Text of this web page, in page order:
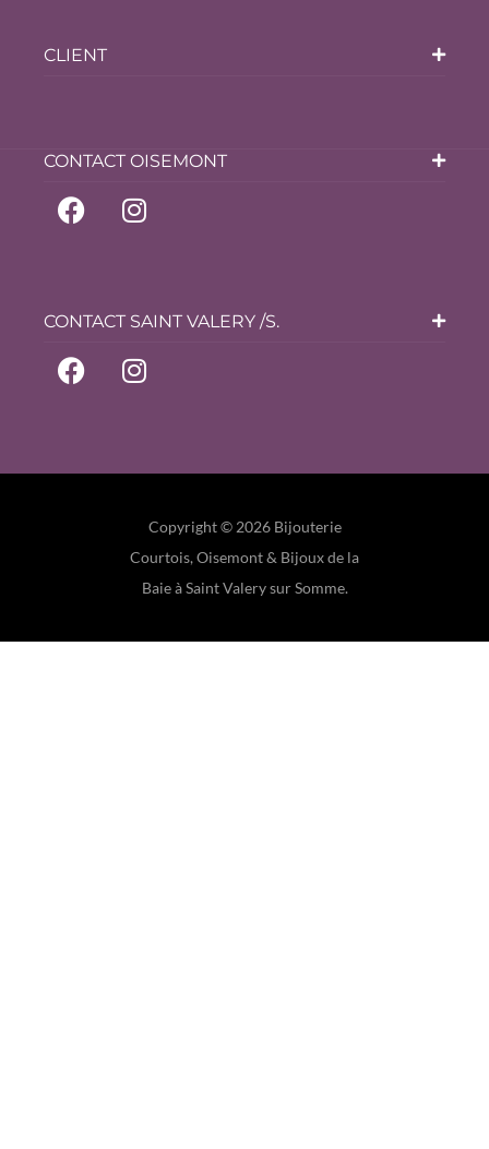
CLIENT
CONTACT OISEMONT
CONTACT SAINT VALERY /S.
Copyright © 2026 Bijouterie
Courtois, Oisemont & Bijoux de la
Baie à Saint Valery sur Somme.